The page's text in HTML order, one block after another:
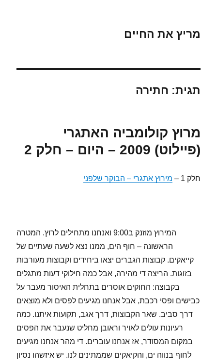
מריץ את החיים
תגית: חתירה
מרוץ קולומביה האתגרי
(פיילוט) 2009 – היום – חלק 2
חלק 1 – מירוץ אתגרי – הבוקר שלפני
המירוץ מוזנק ב9:00 ואנחנו מתחילים לרוץ. המטרה
הראשונה – חוף הים, ממנו נצא לשעה שעתיים של
קייאקים. קבוצות הגברים יצאו ביחידים וקבוצות מעורבות
בזוגות. הריצה די מהירה, אבל כמה חילוקי דעות מתגלים
בקבוצה: החוקים אוסרים בתחלית האיסור מעבר על
כבישים ופסי רכבת, אבל אנחנו מגיעים לפסים ולא מוצאים
דרך סביב. שאר הקבוצות, דרך אגב, תקועות איתנו. כמה
רעיונות עולים לאויר וראובן מחליט שנעבר את הפסים
במקום המסודר, אז אנחנו עוברים. די מהר אנחנו מגיעים
לחוף בנווה ים, והקיאקים שממתינים לנו. יש איזשהו נסיון